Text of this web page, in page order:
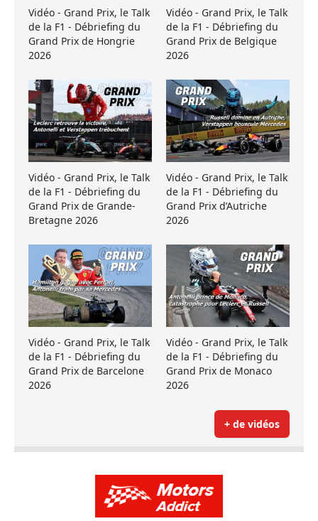
Vidéo - Grand Prix, le Talk
de la F1 - Débriefing du
Grand Prix de Hongrie
2026
Vidéo - Grand Prix, le Talk
de la F1 - Débriefing du
Grand Prix de Belgique
2026
Vidéo - Grand Prix, le Talk
de la F1 - Débriefing du
Grand Prix de Grande-
Bretagne 2026
Vidéo - Grand Prix, le Talk
de la F1 - Débriefing du
Grand Prix d’Autriche
2026
Vidéo - Grand Prix, le Talk
de la F1 - Débriefing du
Grand Prix de Barcelone
2026
Vidéo - Grand Prix, le Talk
de la F1 - Débriefing du
Grand Prix de Monaco
2026
+ de vidéos